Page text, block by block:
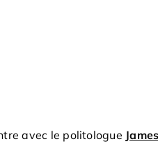
avec le politologue